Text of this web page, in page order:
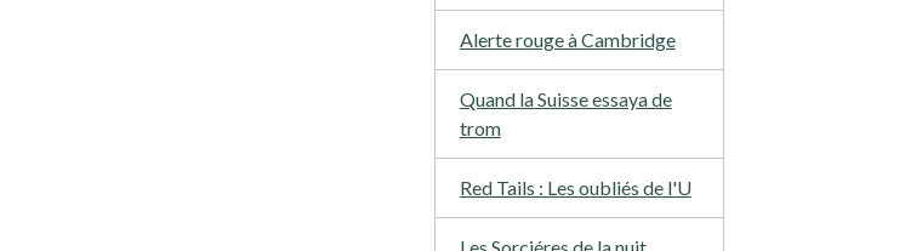
Alerte rouge à Cambridge
Quand la Suisse essaya de
trom
Red Tails : Les oubliés de l'U